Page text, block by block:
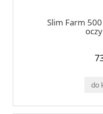
Slim Farm
do